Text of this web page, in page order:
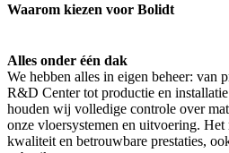
Waarom kiezen voor Bolidt
Alles onder één dak
We hebben alles in eigen beheer: van
R&D Center tot productie en
houden wij volledige controle over
onze vloersystemen en uitvoering. Het
kwaliteit en betrouwbare prestaties,